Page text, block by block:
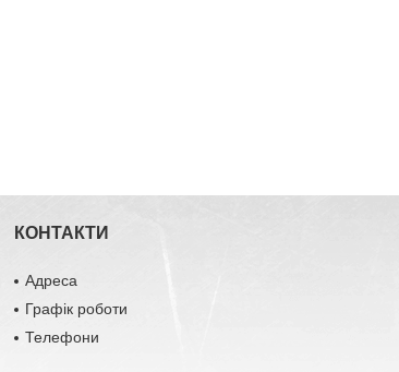
КОНТАКТИ
Адреса
Графік роботи
Телефони